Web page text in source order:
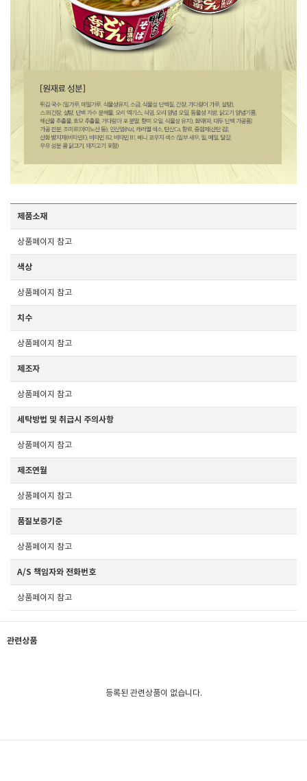
제품소재
상품페이지 참고
색상
상품페이지 참고
치수
상품페이지 참고
제조자
상품페이지 참고
세탁방법 및 취급시 주의사항
상품페이지 참고
제조연월
상품페이지 참고
품질보증기준
상품페이지 참고
A/S 책임자와 전화번호
상품페이지 참고
관련상품
등록된 관련상품이 없습니다.